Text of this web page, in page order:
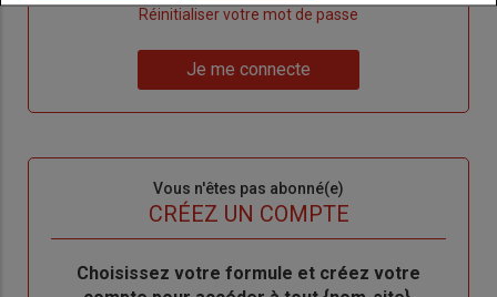
de
Réinitialiser votre mot de passe
me
Je me connecte
Vous n'êtes pas abonné(e)
CRÉEZ UN COMPTE
BodyChoisissez votre formule et créez votre